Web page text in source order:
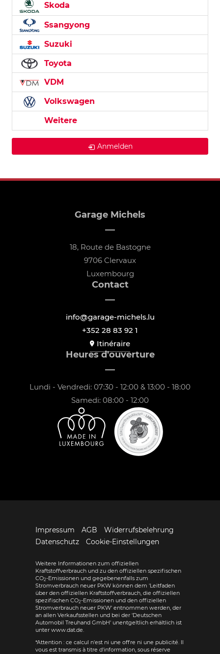
Skoda
Ssangyong
Suzuki
Toyota
VDM
Volkswagen
Weitere
Anmelden
Garage Michels
18, Route de Bastogne
9706 Clervaux
Luxembourg
Contact
info@garage-michels.lu
+352 28 83 92 1
Itinéraire
Heures d'ouverture
Lundi - Vendredi: 07:30 - 12:00 & 13:00 - 18:00
Samedi: 08:00 - 12:00
Impressum AGB
Widerrufsbelehrung
Datenschutz
Cookie-Einstellungen
Weitere Informationen zum offiziellen
Kraftstoffverbrauch und zu den offiziellen spezifischen
CO2-Emissionen und gegebenenfalls zum
Stromverbrauch neuer PKW können dem 'Leitfaden
über den offiziellen Kraftstoffverbrauch, die offiziellen
spezifischen CO2-Emissionen und den offiziellen
Stromverbrauch neuer PKW' entnommen werden, der
an allen Verkaufsstellen und bei der 'Deutschen
Automobil Treuhand GmbH' unentgeltlich erhältlich ist
unter www.dat.de.
*Attention : ce calcul n'est ni une offre ni une publicité. Il
vous est transmis à titre d'information, sous réserve